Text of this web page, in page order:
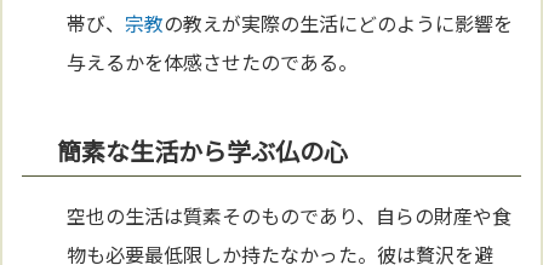
帯び、 宗教の教えが実際の生活にどのように影響を
与えるかを体感させたのである。
簡素な生活から学ぶ仏の心
空也の生活は質素そのものであり、自らの財産や食
物も必要最低限しか持たなかった。彼は贅沢を避